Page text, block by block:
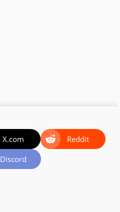
X.com
Reddit
Discord